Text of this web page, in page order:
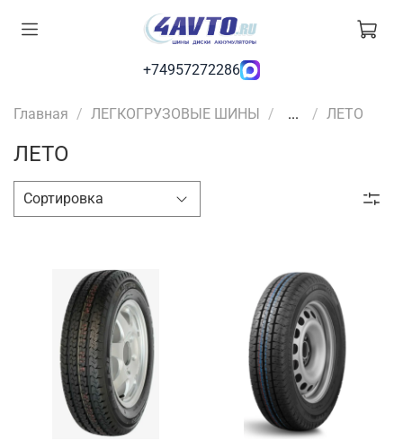
+74957272286
Главная ЛЕГКОГРУЗОВЫЕ ШИНЫ ... ЛЕТО
ЛЕТО